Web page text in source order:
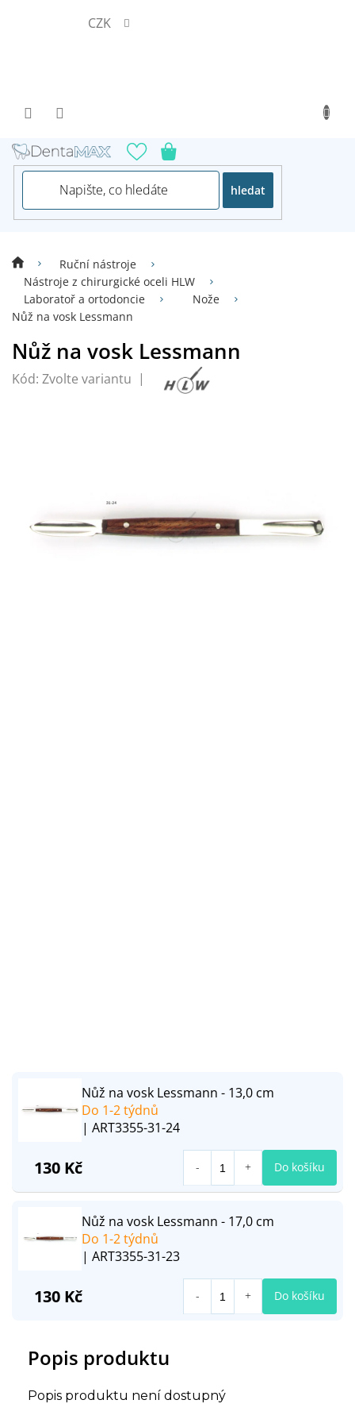
CZK
hledat
Ruční nástroje
Nástroje z chirurgické oceli HLW
Laboratoř a ortodoncie
Nože
Nůž na vosk Lessmann
Nůž na vosk Lessmann
Kód: Zvolte variantu
Popis produktu
Popis produktu není dostupný
Nůž na vosk Lessmann - 13,0 cm
Do 1-2 týdnů
| ART3355-31-24
130 Kč Do košíku
Nůž na vosk Lessmann - 17,0 cm
Do 1-2 týdnů
| ART3355-31-23
130 Kč Do košíku